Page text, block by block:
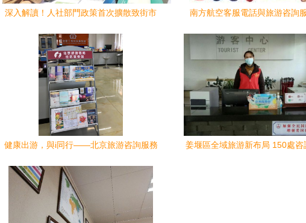
深入解讀！人社部門政策首次擴散致街市
南方航空客服電話與旅游咨詢
健康出游，與i同行——北京旅游咨詢服務
姜堰區全域旅游新布局 150處咨